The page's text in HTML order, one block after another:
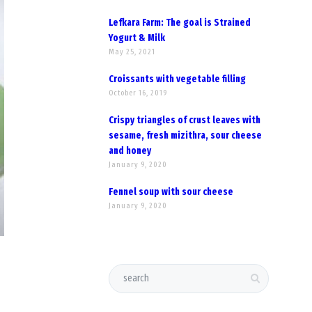
Lefkara Farm: The goal is Strained
Yogurt & Milk
May 25, 2021
Croissants with vegetable filling
October 16, 2019
Crispy triangles of crust leaves with
sesame, fresh mizithra, sour cheese
and honey
January 9, 2020
Fennel soup with sour cheese
January 9, 2020